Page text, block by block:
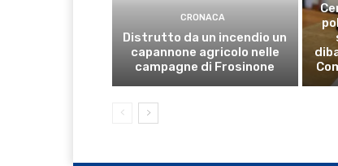
CRONACA
Distrutto da un incendio un
capannone agricolo nelle
campagne di Frosinone